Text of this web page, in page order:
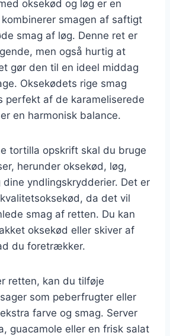
oksekød og løg er en
smagen af saftigt
smag af løg. Denne ret er
men også hurtig at
gør den til en ideel middag
Oksekødets rige smag
perfekt af de karameliserede
en harmonisk balance.
tortilla opskrift skal du bruge
herunder oksekød, løg,
yndlingskrydderier. Det er
da det vil
smag af retten. Du kan
oksekød eller skiver af
du foretrækker.
retten, kan du tilføje
som peberfrugter eller
farve og smag. Server
guacamole eller en frisk salat